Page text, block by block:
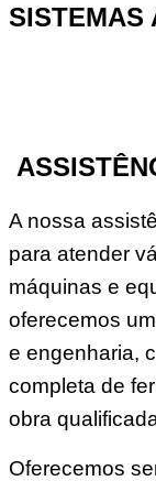
SISTEMAS
A nossa
para atender
máquinas e
oferecemos
e engenharia,
completa de
obra
Oferecemos